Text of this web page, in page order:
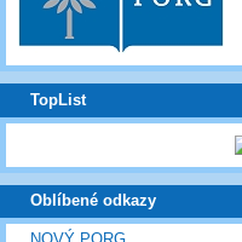
TopList
Oblíbené odkazy